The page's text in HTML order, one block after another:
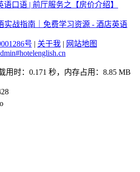
语口语 | 前厅服务之【房价介绍】
实战指南｜免费学习资源 - 酒店英语
号 | 关于我 | 网站地图
用时：0.171 秒，内存占用：8.85 MB